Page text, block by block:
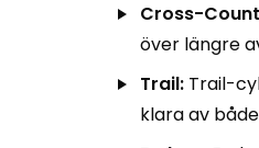
Cross-
över längre
Trail: Trail-
klara av